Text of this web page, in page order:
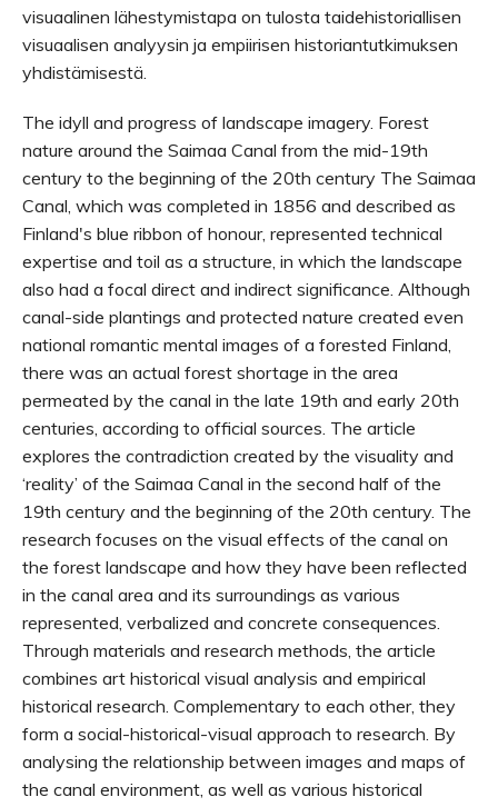
visuaalinen lähestymistapa on tulosta taidehistoriallisen
visuaalisen analyysin ja empiirisen historiantutkimuksen
yhdistämisestä.
The idyll and progress of landscape imagery. Forest
nature around the Saimaa Canal from the mid-19th
century to the beginning of the 20th century The Saimaa
Canal, which was completed in 1856 and described as
Finland's blue ribbon of honour, represented technical
expertise and toil as a structure, in which the landscape
also had a focal direct and indirect significance. Although
canal-side plantings and protected nature created even
national romantic mental images of a forested Finland,
there was an actual forest shortage in the area
permeated by the canal in the late 19th and early 20th
centuries, according to official sources. The article
explores the contradiction created by the visuality and
‘reality’ of the Saimaa Canal in the second half of the
19th century and the beginning of the 20th century. The
research focuses on the visual effects of the canal on
the forest landscape and how they have been reflected
in the canal area and its surroundings as various
represented, verbalized and concrete consequences.
Through materials and research methods, the article
combines art historical visual analysis and empirical
historical research. Complementary to each other, they
form a social-historical-visual approach to research. By
analysing the relationship between images and maps of
the canal environment, as well as various historical